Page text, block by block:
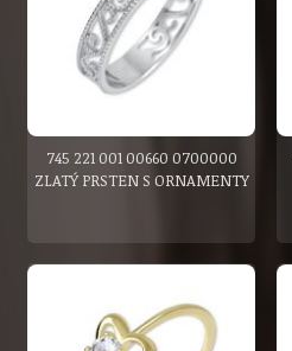
745 221 001 00660 0700000
ZLATÝ PRSTEN S ORNAMENTY